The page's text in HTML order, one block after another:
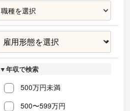
職種を選択
▼年収で検索
500万円未満
500〜599万円